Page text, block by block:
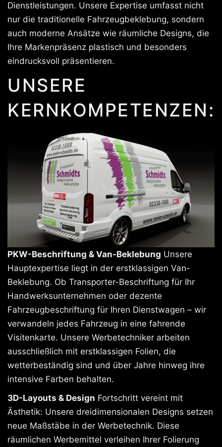
Dienstleistungen. Unsere Expertise umfasst nicht
nur die traditionelle Fahrzeugbeklebung, sondern
auch moderne Ansätze wie räumliche Designs, die
Ihre Markenpräsenz plastisch und besonders
eindrucksvoll präsentieren.
UNSERE
KERNKOMPETENZEN:
PKW-Beschriftung & Van-Beklebung Unsere
Hauptexpertise liegt in der erstklassigen Van-
Beklebung. Ob Transporter-Beschriftung für Ihr
Handwerksunternehmen oder dezente
Fahrzeugbeschriftung für Ihren Dienstwagen – wir
verwandeln jedes Fahrzeug in eine fahrende
Visitenkarte. Unsere Werbetechniker arbeiten
ausschließlich mit erstklassigen Folien, die
wetterbeständig sind und über Jahre hinweg ihre
intensive Farben behalten.
3D-Layouts & Design Fortschritt vereint mit
Ästhetik: Unsere dreidimensionalen Designs setzen
neue Maßstäbe in der Werbetechnik. Diese
räumlichen Werbemittel verleihen Ihrer Folierung